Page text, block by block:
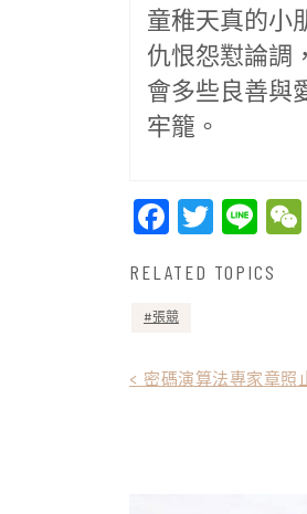
童稚天真的小
仇恨怨懟論調
會多些良善與
牢籠。
RELATED TOPICS
張競
文
< 密碼演算法專家章照